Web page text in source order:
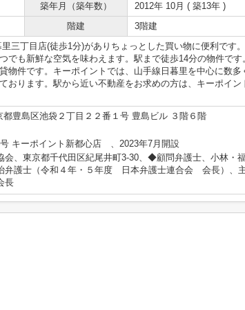
築年月（築年数）
2012年 10月 ( 築13年 )
階建 3階建
三丁目店(徒歩1分)がありちょっとした買い物に便利です
でも新鮮な空気を味わえます。駅まで徒歩14分の物件です
物件です。キーポイントでは、山手線日暮里を中心に数多
おります。駅から近い不動産をお求めの方は、キーポイン
都豊島区池袋２丁目２２番１号 豊島ビル ３階６階
キーポイント新都心店 、2023年7月開設
会、東京都千代田区紀尾井町3-30、◆顧問弁護士、小林・
弁護士（令和４年・５年度 日本弁護士連合会 会長）、
長